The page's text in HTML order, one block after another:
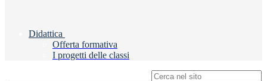
Didattica
Offerta formativa
I progetti delle classi